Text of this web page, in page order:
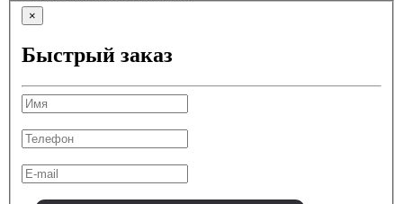
×
Быстрый заказ